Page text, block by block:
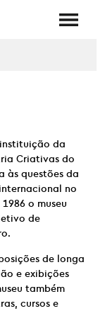
instituição da
Criativas do
às questões da
no
o museu
de
de longa
e exibições
também
cursos e